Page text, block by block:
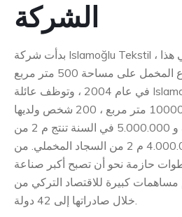
الشركة
بدأت شركة Islamoğlu Tekstil ، إحدى الشركات الرائدة في هذا
القطاع ، الإنتاج في قطاع المخمل على مساحة 500 متر مربع
في عام 2004 ، وتوظف عائلة Islamoğlu Tekstil ، التي تبلغ
مساحتها الإجمالية حاليًا 10000 متر مربع ، 200 شخص ولديها
8000.000 سجادة صلاة و 5.000.000 في السنة تنتج م 2 من
أقمشة المفروشات و 4.000.000 م 2 من السجاد المخملي. من
حازمة نحو أن تصبح أكبر صناعة
مساهمات كبيرة للاقتصاد التركي من
خلال صادراتها إلى 42 دولة.